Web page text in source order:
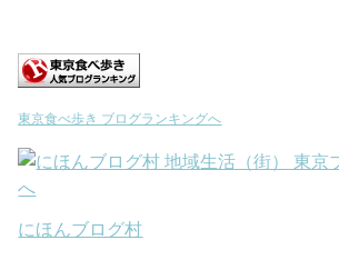
東京食べ歩き ブログランキングへ
にほんブログ村